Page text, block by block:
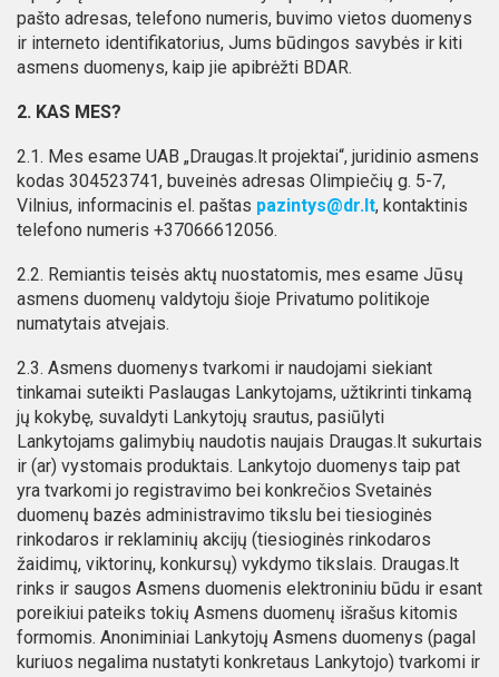
pašto adresas, telefono numeris, buvimo vietos duomenys
ir interneto identifikatorius, Jums būdingos savybės ir kiti
asmens duomenys, kaip jie apibrėžti BDAR.
2. KAS MES?
2.1. Mes esame UAB „Draugas.lt projektai“, juridinio asmens
kodas 304523741, buveinės adresas Olimpiečių g. 5-7,
Vilnius, informacinis el. paštas pazintys@dr.lt, kontaktinis
telefono numeris +37066612056.
2.2. Remiantis teisės aktų nuostatomis, mes esame Jūsų
asmens duomenų valdytoju šioje Privatumo politikoje
numatytais atvejais.
2.3. Asmens duomenys tvarkomi ir naudojami siekiant
tinkamai suteikti Paslaugas Lankytojams, užtikrinti tinkamą
jų kokybę, suvaldyti Lankytojų srautus, pasiūlyti
Lankytojams galimybių naudotis naujais Draugas.lt sukurtais
ir (ar) vystomais produktais. Lankytojo duomenys taip pat
yra tvarkomi jo registravimo bei konkrečios Svetainės
duomenų bazės administravimo tikslu bei tiesioginės
rinkodaros ir reklaminių akcijų (tiesioginės rinkodaros
žaidimų, viktorinų, konkursų) vykdymo tikslais. Draugas.lt
rinks ir saugos Asmens duomenis elektroniniu būdu ir esant
poreikiui pateiks tokių Asmens duomenų išrašus kitomis
formomis. Anoniminiai Lankytojų Asmens duomenys (pagal
kuriuos negalima nustatyti konkretaus Lankytojo) tvarkomi ir